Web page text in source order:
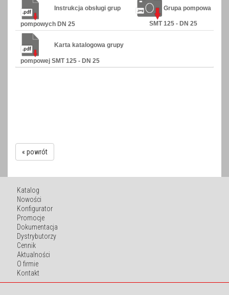
Instrukcja obsługi grup
pompowych DN 25
Grupa pompowa
SMT 125 - DN 25
Karta katalogowa grupy
pompowej SMT 125 - DN 25
« powrót
Katalog
Nowości
Konfigurator
Promocje
Dokumentacja
Dystrybutorzy
Cennik
Aktualności
O firmie
Kontakt